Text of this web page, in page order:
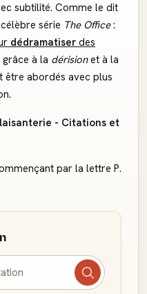
subtilité. Comme le dit
série The Office:
dédramatiser des
à la dérisionet à la
être abordés avec plus
- Citations et
par la lettre P.